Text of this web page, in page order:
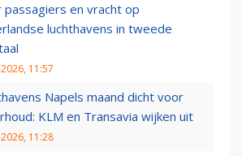
passagiers en vracht op
luchthavens in tweede
11:57
Napels maand dicht voor
KLM en Transavia wijken uit
11:28